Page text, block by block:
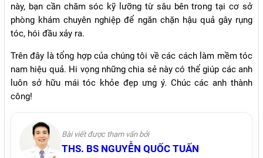
này, bạn cần chăm sóc kỹ lưỡng từ sâu bên trong tại cơ sở
phòng khám chuyên nghiệp để ngăn chặn hậu quả gây rụng
tóc, hói đầu xảy ra.
Trên đây là tổng hợp của chúng tôi về các cách làm mềm tóc
nam hiệu quả. Hi vọng những chia sẻ này có thể giúp các anh
luôn sở hữu mái tóc khỏe đẹp ưng ý. Chúc các anh thành
công!
Bài viết được tham vấn bởi
THS. BS NGUYỄN QUỐC TUẤN